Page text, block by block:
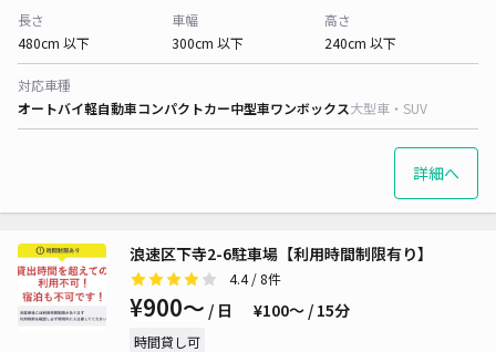
長さ
480cm 以下
車幅
300cm 以下
高さ
240cm 以下
対応車種
オートバイ軽自動車コンパクトカー中型車ワンボックス大型車・SUV
詳細へ
浪速区下寺2-6駐車場【利用時間制限有り】
4.4/ 8件
¥900〜 / 日 ¥100〜 / 15分
時間貸し可